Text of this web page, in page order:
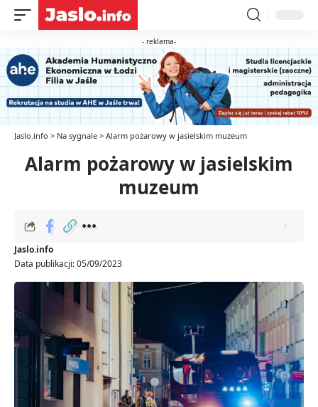
- reklama-
Jaslo.info > Na sygnale > Alarm pożarowy w jasielskim muzeum
Alarm pożarowy w jasielskim
muzeum
Data publikacji: 05/09/2023
Jaslo.info